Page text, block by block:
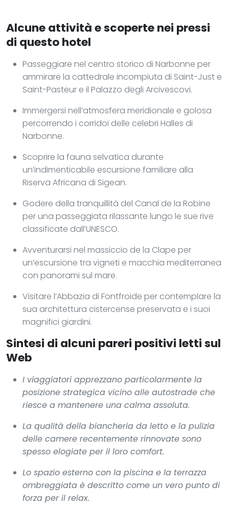
Alcune attività e scoperte nei pressi
di questo hotel
Passeggiare nel centro storico di Narbonne per
ammirare la cattedrale incompiuta di Saint-Just e
Saint-Pasteur e il Palazzo degli Arcivescovi.
Immergersi nell’atmosfera meridionale e golosa
percorrendo i corridoi delle celebri Halles di
Narbonne.
Scoprire la fauna selvatica durante
un’indimenticabile escursione familiare alla
Riserva Africana di Sigean.
Godere della tranquillità del Canal de la Robine
per una passeggiata rilassante lungo le sue rive
classificate dall’UNESCO.
Avventurarsi nel massiccio de la Clape per
un’escursione tra vigneti e macchia mediterranea
con panorami sul mare.
Visitare l’Abbazia di Fontfroide per contemplare la
sua architettura cistercense preservata e i suoi
magnifici giardini.
Sintesi di alcuni pareri positivi letti sul
Web
I viaggiatori apprezzano particolarmente la
posizione strategica vicino alle autostrade che
riesce a mantenere una calma assoluta.
La qualità della biancheria da letto e la pulizia
delle camere recentemente rinnovate sono
spesso elogiate per il loro comfort.
Lo spazio esterno con la piscina e la terrazza
ombreggiata è descritto come un vero punto di
forza per il relax.